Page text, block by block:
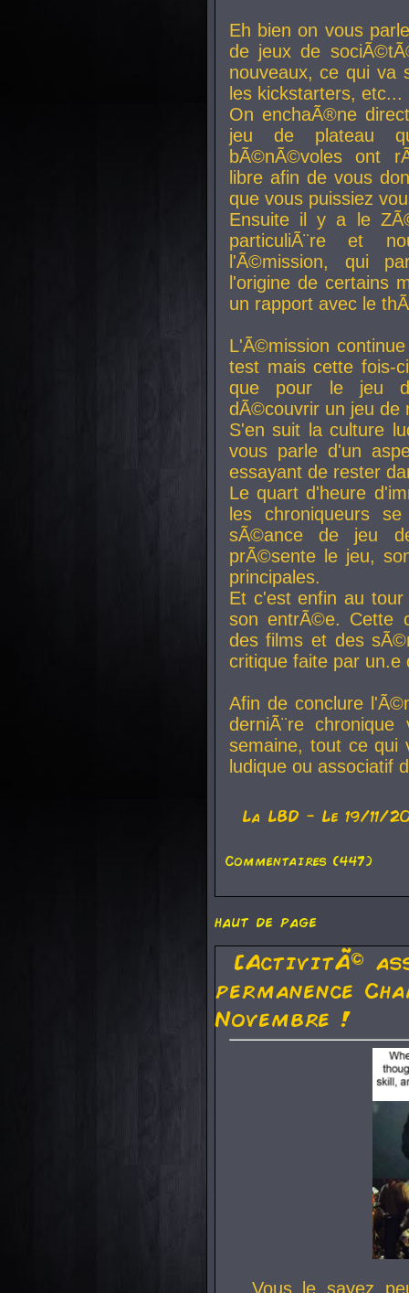
Eh bien on vous
de jeux de
nouveaux, ce qui va
les kickstarters, etc...
On enchaÃ®ne
jeu de plateau
bÃ©nÃ©voles ont
libre afin de vous
que vous puissiez
Ensuite il y a le
particuliÃ¨re et
l'Ã©mission, qui
l'origine de certains
un rapport avec le
L'Ã©mission
test mais cette fois-
que pour le jeu
dÃ©couvrir un jeu de
S'en suit la culture
vous parle d'un
essayant de rester
Le quart d'heure
les chroniqueurs
sÃ©ance de jeu
prÃ©sente le jeu,
principales.
Et c'est enfin au
son entrÃ©e. Cette
des films et des
critique faite par
Afin de conclure
derniÃ¨re
semaine, tout ce qui
ludique ou associatif
La LBD - Le 19/11/
Commentaires (447)
haut de page
[ActivitÃ©
permanence
Novembre !
Vous le savez